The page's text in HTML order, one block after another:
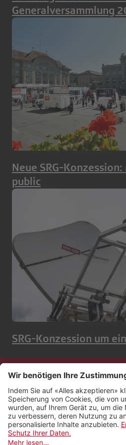
Generalversammlung
Neue SRG-
public
SRG-Konzession um
Kontakt
Impressum
Rechtliches
Netiquette